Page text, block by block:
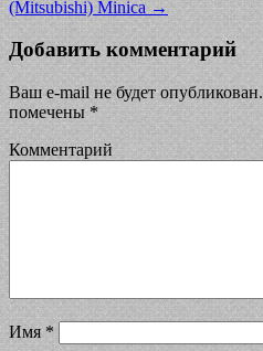
(Mitsubishi) Minica →
Добавить комментарий
Ваш e-mail не будет опубликован.
помечены*
Комментарий
Имя*